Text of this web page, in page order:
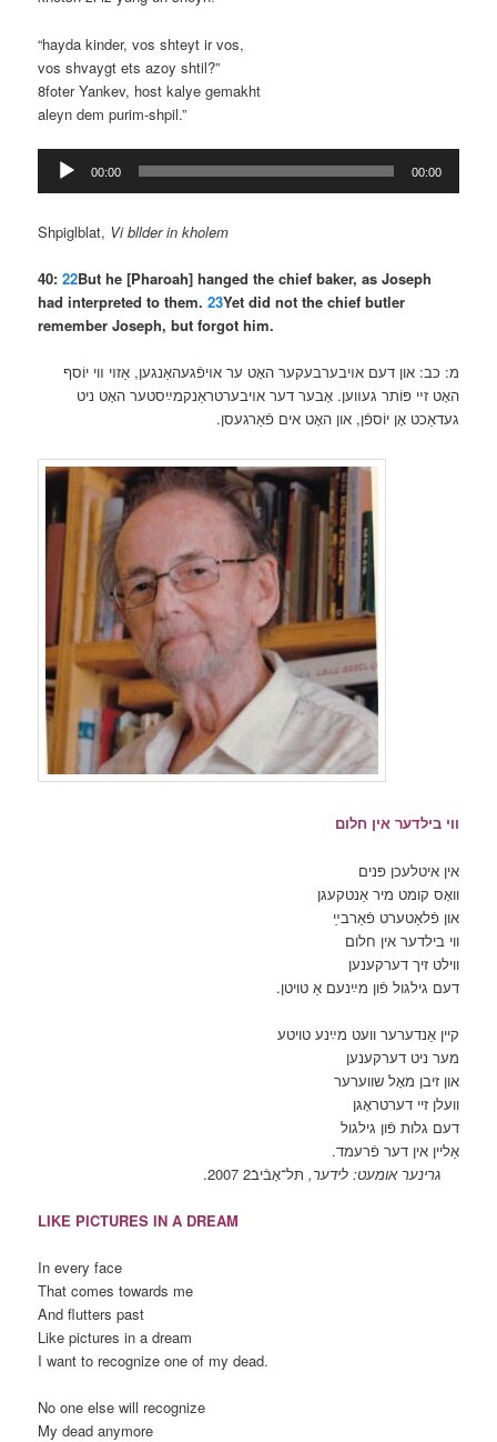
“hayda kinder, vos shteyt ir vos,
vos shvaygt ets azoy shtil?”
8foter Yankev, host kalye gemakht
aleyn dem purim-shpil.”
Audio
Player
00:00 00:00
Shpiglblat, Vi bllder in kholem
40:22But he [Pharoah] hanged the chief baker, as Joseph
had interpreted to them.23Yet did not the chief butler
remember Joseph, but forgot him.
מ: כב: און דעם אױבערבעקער האָט ער אױפֿגעהאַנגען, אַזױ װי יוֹסף
האָט זײ פּוֹתר געװען. אָבער דער אױבערטראַנקמײַסטער האָט ניט
געדאַכט אָן יוֹספֿן, און האָט אים פֿאַרגעסן.
ווי בילדער אין חלום
אין איטלעכן פּנים
וואָס קומט מיר אַנטקעגן
און פֿלאַטערט פֿאַרבײַ
ווי בילדער אין חלום
ווילט זיך דערקענען
דעם גילגול פֿון מײַנעם אַ טויטן.
קיין אַנדערער וועט מײַנע טויטע
מער ניט דערקענען
און זיבן מאָל שווערער
וועלן זיי דערטראָגן
דעם גלות פֿון גילגול
אַליין אין דער פֿרעמד.
גרינער אומעט: לידער, תּל־אָבֿיבֿ2 2007.
LIKE PICTURES IN A DREAM
In every face
That comes towards me
And flutters past
Like pictures in a dream
I want to recognize one of my dead.
No one else will recognize
My dead anymore